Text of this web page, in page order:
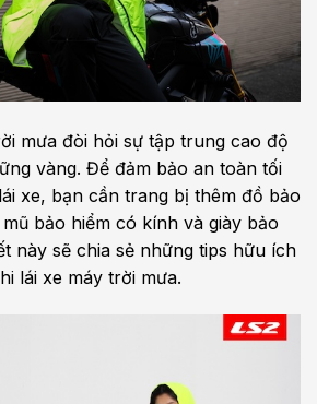
mưa đòi hỏi sự tập trung cao độ
vàng. Để đảm bảo an toàn tối
xe, bạn cần trang bị thêm đồ bảo
bảo hiểm có kính và giày bảo
này sẽ chia sẻ những tips hữu ích
lái xe máy trời mưa.